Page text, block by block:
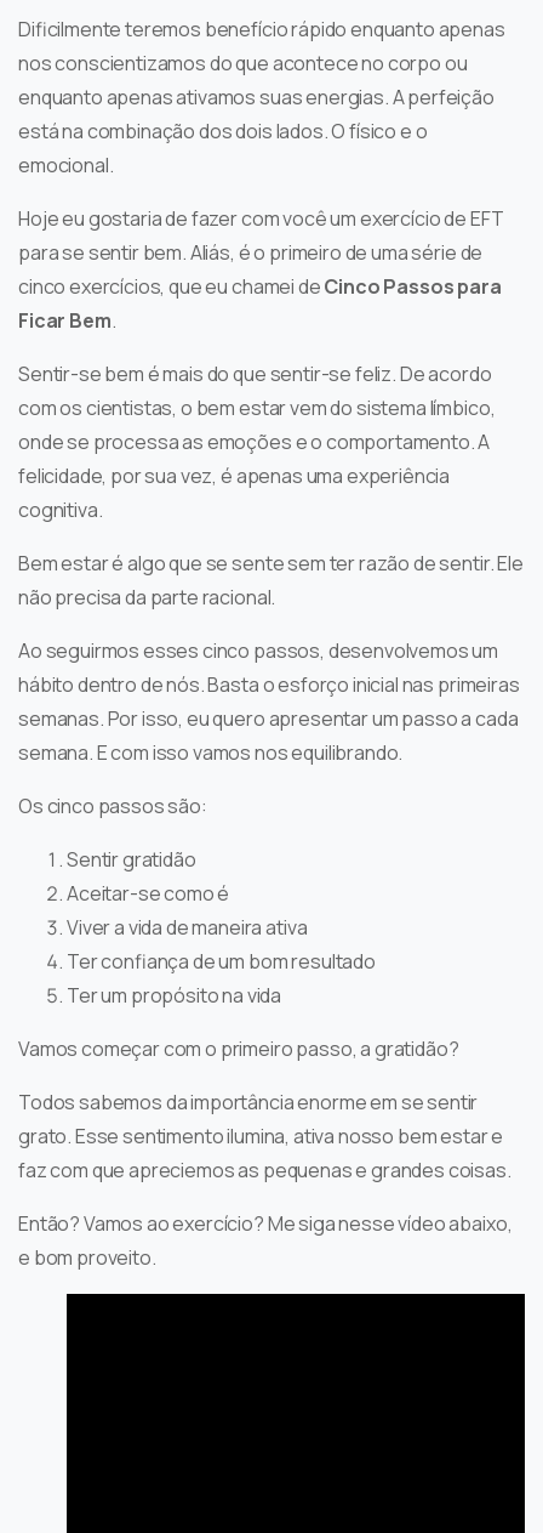
Dificilmente teremos benefício rápido enquanto apenas
nos conscientizamos do que acontece no corpo ou
enquanto apenas ativamos suas energias. A perfeição
está na combinação dos dois lados. O físico e o
emocional.
Hoje eu gostaria de fazer com você um exercício de EFT
para se sentir bem. Aliás, é o primeiro de uma série de
cinco exercícios, que eu chamei deCinco Passos para
Ficar Bem.
Sentir-se bem é mais do que sentir-se feliz. De acordo
com os cientistas, o bem estar vem do sistema límbico,
onde se processa as emoções e o comportamento. A
felicidade, por sua vez, é apenas uma experiência
cognitiva.
Bem estar é algo que se sente sem ter razão de sentir. Ele
não precisa da parte racional.
Ao seguirmos esses cinco passos, desenvolvemos um
hábito dentro de nós. Basta o esforço inicial nas primeiras
semanas. Por isso, eu quero apresentar um passo a cada
semana. E com isso vamos nos equilibrando.
Os cinco passos são:
Sentir gratidão
Aceitar-se como é
Viver a vida de maneira ativa
Ter confiança de um bom resultado
Ter um propósito na vida
Vamos começar com o primeiro passo, a gratidão?
Todos sabemos da importância enorme em se sentir
grato. Esse sentimento ilumina, ativa nosso bem estar e
faz com que apreciemos as pequenas e grandes coisas.
Então? Vamos ao exercício? Me siga nesse vídeo abaixo,
e bom proveito.